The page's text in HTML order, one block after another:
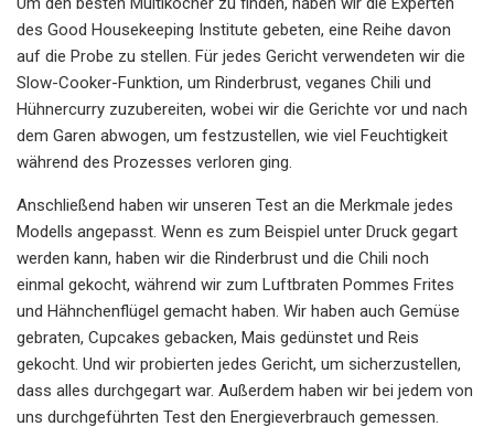
des Good Housekeeping Institute gebeten, eine Reihe davon
auf die Probe zu stellen. Für jedes Gericht verwendeten wir die
Slow-Cooker-Funktion, um Rinderbrust, veganes Chili und
Hühnercurry zuzubereiten, wobei wir die Gerichte vor und nach
dem Garen abwogen, um festzustellen, wie viel Feuchtigkeit
während des Prozesses verloren ging.
Anschließend haben wir unseren Test an die Merkmale jedes
Modells angepasst. Wenn es zum Beispiel unter Druck gegart
werden kann, haben wir die Rinderbrust und die Chili noch
einmal gekocht, während wir zum Luftbraten Pommes Frites
und Hähnchenflügel gemacht haben. Wir haben auch Gemüse
gebraten, Cupcakes gebacken, Mais gedünstet und Reis
gekocht. Und wir probierten jedes Gericht, um sicherzustellen,
dass alles durchgegart war. Außerdem haben wir bei jedem von
uns durchgeführten Test den Energieverbrauch gemessen.